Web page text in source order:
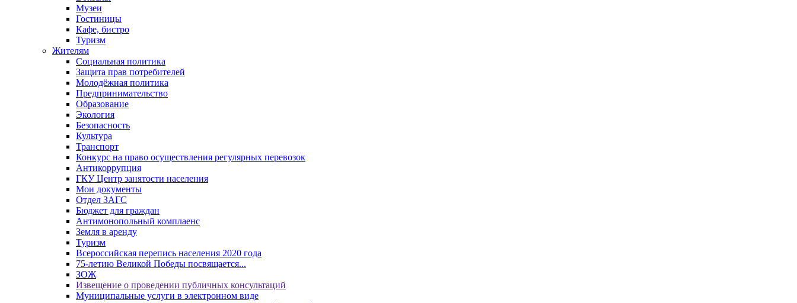
Музеи
Гостиницы
Кафе, бистро
Туризм
Жителям
Социальная политика
Защита прав потребителей
Молодёжная политика
Предпринимательство
Образование
Экология
Безопасность
Культура
Транспорт
Конкурс на право осуществления регулярных перевозок
Антикоррупция
ГКУ Центр занятости населения
Мои документы
Отдел ЗАГС
Бюджет для граждан
Антимонопольный комплаенс
Земля в аренду
Туризм
Всероссийская перепись населения 2020 года
75-летию Великой Победы посвящается...
ЗОЖ
Извещение о проведении публичных консультаций
Муниципальные услуги в электронном виде